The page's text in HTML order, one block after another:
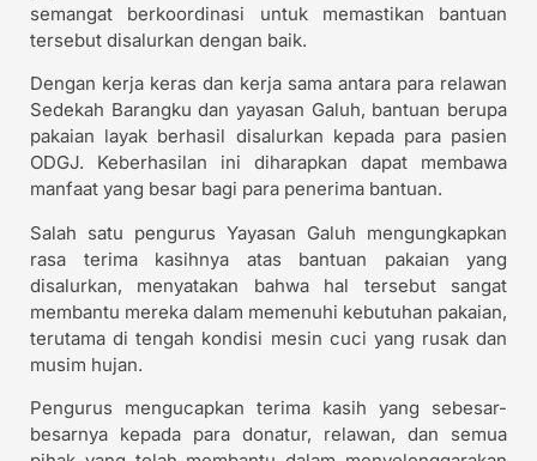
semangat berkoordinasi untuk memastikan bantuan
tersebut disalurkan dengan baik.
Dengan kerja keras dan kerja sama antara para relawan
Sedekah Barangku dan yayasan Galuh, bantuan berupa
pakaian layak berhasil disalurkan kepada para pasien
ODGJ. Keberhasilan ini diharapkan dapat membawa
manfaat yang besar bagi para penerima bantuan.
Salah satu pengurus Yayasan Galuh mengungkapkan
rasa terima kasihnya atas bantuan pakaian yang
disalurkan, menyatakan bahwa hal tersebut sangat
membantu mereka dalam memenuhi kebutuhan pakaian,
terutama di tengah kondisi mesin cuci yang rusak dan
musim hujan.
Pengurus mengucapkan terima kasih yang sebesar-
besarnya kepada para donatur, relawan, dan semua